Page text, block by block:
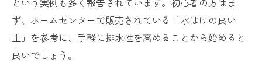
ず、ホームセンターで販売されている「水はけの良い
土」を参考に、手軽に排水性を高めることから始めると
良いでしょう。